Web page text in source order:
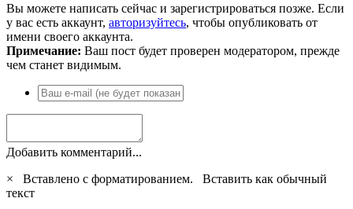
Вы можете написать сейчас и зарегистрироваться позже. Если
у вас есть аккаунт, авторизуйтесь, чтобы опубликовать от
имени своего аккаунта.
Примечание: Ваш пост будет проверен модератором, прежде
чем станет видимым.
Добавить комментарий...
×
Вставлено с форматированием. Вставить как обычный
текст